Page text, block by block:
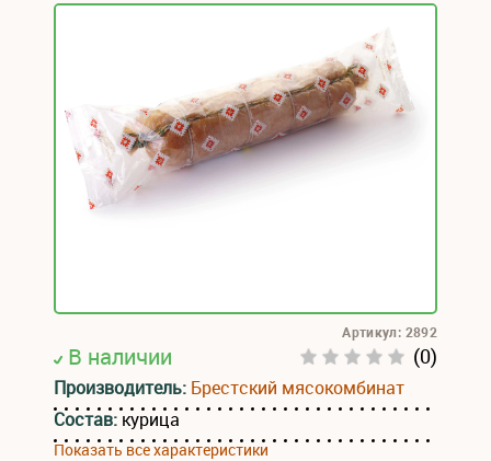
В наличии (0)
Артикул: 2892
Производитель: Брестский мясокомбинат
Состав: курица
Показать все характеристики